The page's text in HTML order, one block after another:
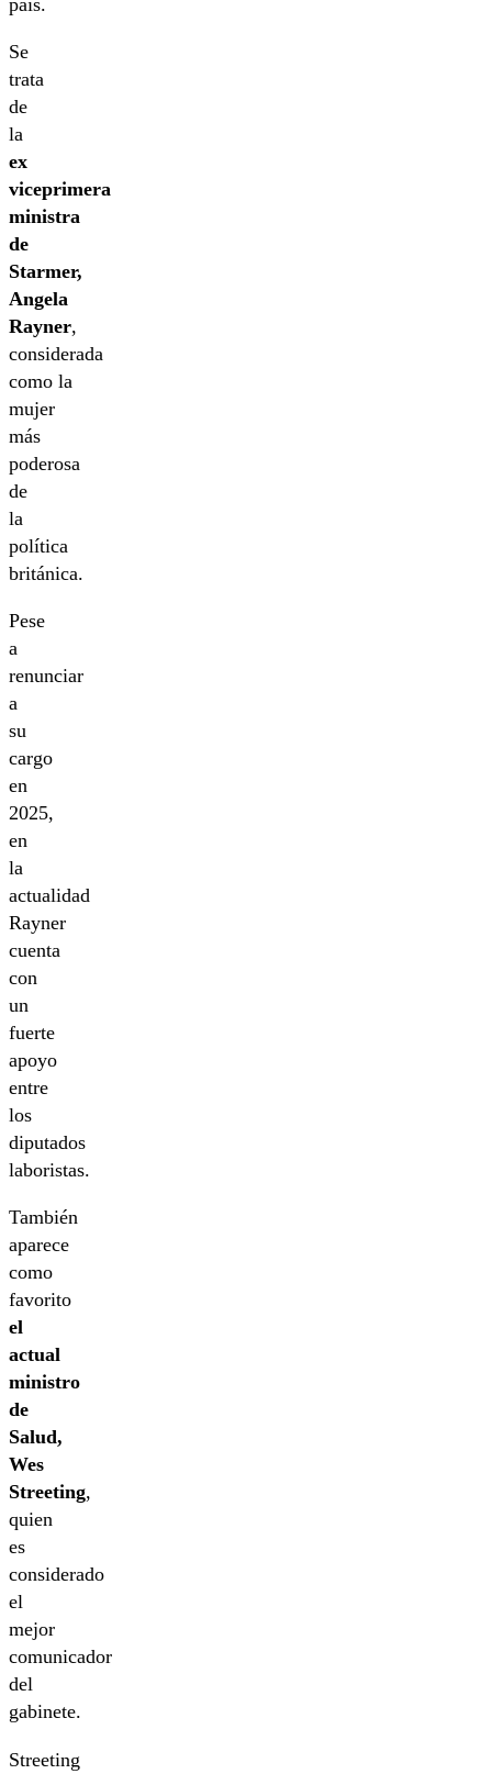
país.
Se
trata
de
la
ex
viceprimera
ministra
de
Starmer,
Angela
Rayner,
considerada
como la
mujer
más
poderosa
de
la
política
británica.
Pese
a
renunciar
a
su
cargo
en
2025,
en
la
actualidad
Rayner
cuenta
con
un
fuerte
apoyo
entre
los
diputados
laboristas.
También
aparece
como
favorito
el
actual
ministro
de
Salud,
Wes
Streeting,
quien
es
considerado
el
mejor
comunicador
del
gabinete.
Streeting